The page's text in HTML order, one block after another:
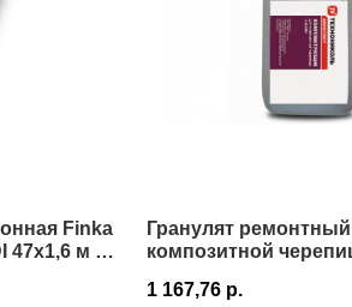
Finka
47х1,6 м 75
Гранулят
композитной
1 167,76 р.